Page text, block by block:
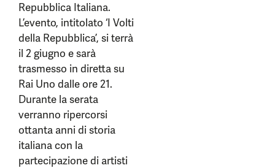
Repubblica Italiana.
L’evento, intitolato ‘I Volti
della Repubblica’, si terrà
il 2 giugno e sarà
trasmesso in diretta su
Rai Uno dalle ore 21.
Durante la serata
verranno ripercorsi
ottanta anni di storia
italiana con la
partecipazione di artisti